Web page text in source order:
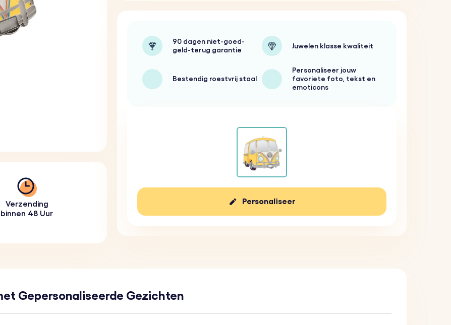
Verzending
binnen 48 Uur
90 dagen niet-goed-
geld-terug garantie
Juwelen klasse kwaliteit
Bestendig roestvrij staal
Personaliseer jouw
favoriete foto, tekst en
emoticons
Personaliseer
Gepersonaliseerde Gezichten